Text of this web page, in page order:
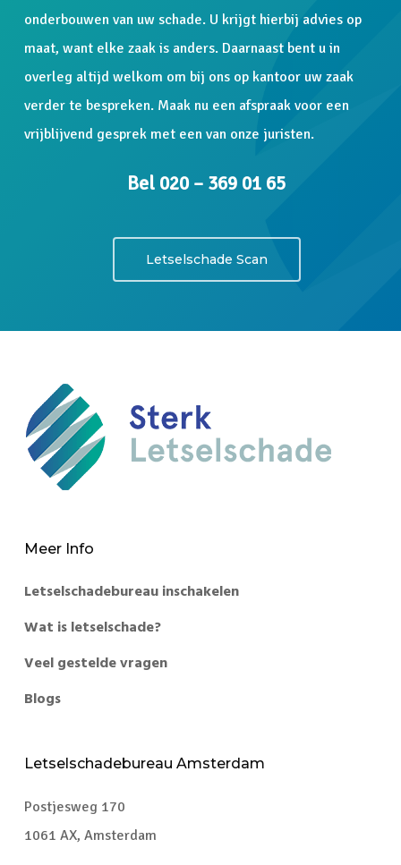
onderbouwen van uw schade. U krijgt hierbij advies op
maat, want elke zaak is anders. Daarnaast bent u in
overleg altijd welkom om bij ons op kantoor uw zaak
verder te bespreken. Maak nu een afspraak voor een
vrijblijvend gesprek met een van onze juristen.
Bel 020 – 369 01 65
Letselschade Scan
Meer Info
Letselschadebureau inschakelen
Wat is letselschade?
Veel gestelde vragen
Blogs
Letselschadebureau Amsterdam
Postjesweg 170
1061 AX, Amsterdam